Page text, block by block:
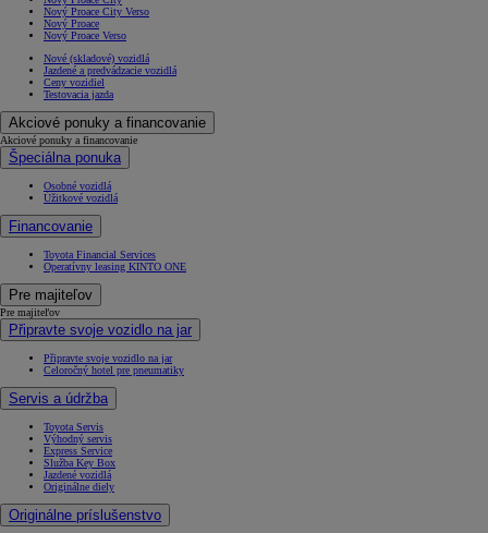
Nový Proace City Verso
Nový Proace
Nový Proace Verso
Nové (skladové) vozidlá
Jazdené a predvádzacie vozidlá
Ceny vozidiel
Testovacia jazda
Akciové ponuky a financovanie
Akciové ponuky a financovanie
Špeciálna ponuka
Osobné vozidlá
Úžitkové vozidlá
Financovanie
Toyota Financial Services
Operatívny leasing KINTO ONE
Pre majiteľov
Pre majiteľov
Připravte svoje vozidlo na jar
Připravte svoje vozidlo na jar
Celoročný hotel pre pneumatiky
Servis a údržba
Toyota Servis
Výhodný servis
Express Service
Služba Key Box
Jazdené vozidlá
Originálne diely
Originálne príslušenstvo